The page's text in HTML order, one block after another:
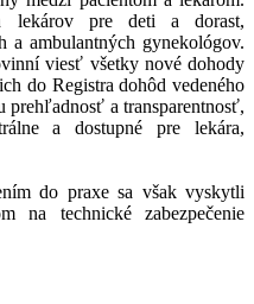
lekárov pre deti a dorast,
a ambulantných gynekológov.
viesť všetky nové dohody
do Registra dohôd vedeného
a transparentnosť,
a dostupné pre lekára,
do praxe sa však vyskytli
na technické zabezpečenie